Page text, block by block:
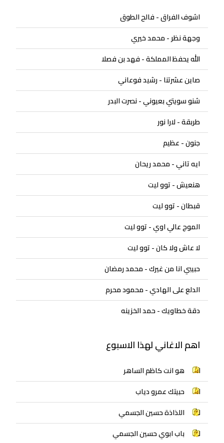
اشوف الفراق - فالح الطوق
وجهة نظر - محمد خيري
الله يحفظ المملكة - فهد بن فصلا
صاين عشرتنا - رشيد فوعاني
شنو سويتي بعيوني - نصرت البدر
طربقة - لارا نور
جنون - عظيم
ايه تاني - محمد ريحان
هنعيش - توو ليت
قبطان - توو ليت
الموج عالي اوي - توو ليت
لا عاش ولا كان - توو ليت
حبيبي انا من غيرك - محمد رمضان
الدلع على الهادي - محمود محرم
دقة خطاويك - حمد الخزينه
اهم الاغاني لهذا الاسبوع
هو انت كاظم الساهر
حبيتك عمرو دياب
اللذاذة حسين الجسمي
باب ابوي حسين الجسمي